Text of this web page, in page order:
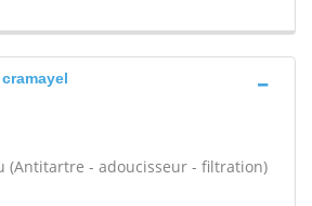
(Antitartre - adoucisseur - filtration)